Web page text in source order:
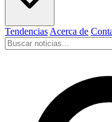
Tendencias Acerca de